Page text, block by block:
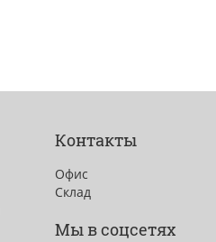
Контакты
Офис
Склад
Мы в соцсетях